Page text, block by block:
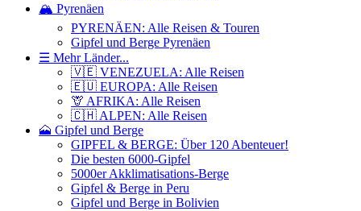
🏔️ Pyrenäen
PYRENÄEN: Alle Reisen & Touren
Gipfel und Berge Pyrenäen
☰ Mehr Länder...
🇻🇪 VENEZUELA: Alle Reisen
🇪🇺 EUROPA: Alle Reisen
🦒 AFRIKA: Alle Reisen
🇨🇭 ALPEN: Alle Reisen
🗻 Gipfel und Berge
GIPFEL & BERGE: Über 120 Abenteuer!
Die besten 6000-Gipfel
5000er Akklimatisations-Berge
Gipfel & Berge in Peru
Gipfel und Berge in Bolivien